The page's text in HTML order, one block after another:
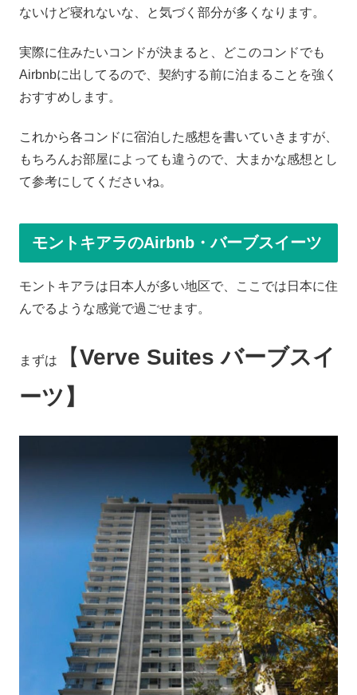
ないけど寝れないな、と気づく部分が多くなります。
実際に住みたいコンドが決まると、どこのコンドでも
Airbnbに出してるので、契約する前に泊まることを強く
おすすめします。
これから各コンドに宿泊した感想を書いていきますが、
もちろんお部屋によっても違うので、大まかな感想とし
て参考にしてくださいね。
モントキアラのAirbnb・バーブスイーツ
モントキアラは日本人が多い地区で、ここでは日本に住
んでるような感覚で過ごせます。
まずは 【Verve Suites バーブスイ
ーツ】